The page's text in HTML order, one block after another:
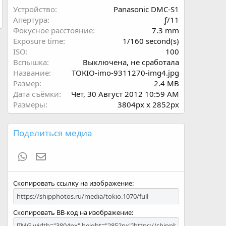
Устройство
Panasonic DMC-S1
Апертура
ƒ/11
Фокусное расстояние
7.3 mm
Exposure time
1/160 second(s)
ISO
100
Вспышка
Выключена, не сработала
Название
TOKIO-imo-9311270-img4.jpg
Размер
2.4 MB
Дата съёмки
Чет, 30 Август 2012 10:59 AM
Размеры
3804px x 2852px
Поделиться медиа
WhatsApp
Скопировать ссылку на изображение
Скопировать BB-код на изображение